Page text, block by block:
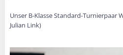
Unser B-Klasse Standard-Turnierpaar
Julian Link)